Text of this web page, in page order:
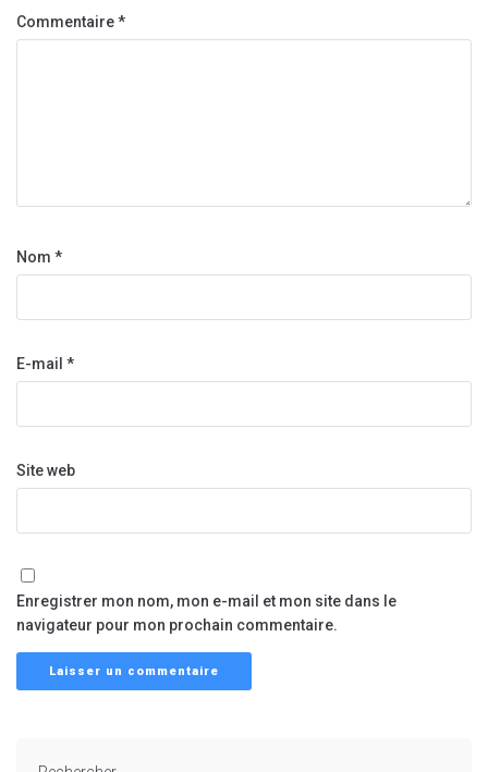
Commentaire*
Nom *
E-mail *
Site web
Enregistrer mon nom, mon e-mail et mon site dans le
navigateur pour mon prochain commentaire.